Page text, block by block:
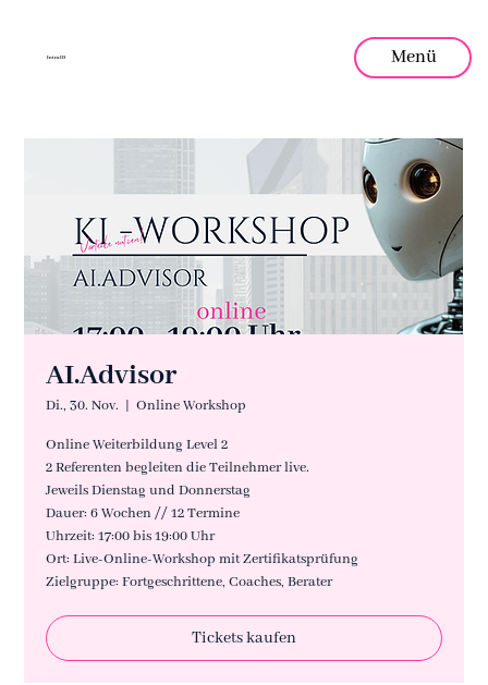
Intra.ID Menü
AI.Advisor
Di., 30. Nov.
  |
Online Workshop
Online Weiterbildung Level 2
2 Referenten begleiten die Teilnehmer live.
Jeweils Dienstag und Donnerstag
Dauer: 6 Wochen // 12 Termine
Uhrzeit: 17:00 bis 19:00 Uhr
Ort: Live-Online-Workshop mit Zertifikatsprüfung
Zielgruppe: Fortgeschrittene, Coaches, Berater
Tickets kaufen